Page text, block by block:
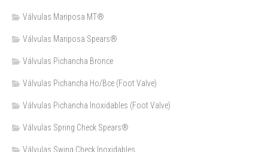
Válvulas Mariposa MT®
Válvulas Mariposa Spears®
Válvulas Pichancha Bronce
Válvulas Pichancha Ho/Bce (Foot Valve)
Válvulas Pichancha Inoxidables (Foot Valve)
Válvulas Spring Check Spears®
Válvulas Swing Check Inoxidables